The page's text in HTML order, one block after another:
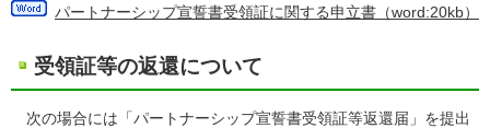
パートナーシップ宣誓書受領証に関する申立書（word:20kb）
受領証等の返還について
次の場合には「パートナーシップ宣誓書受領証等返還届」を提出